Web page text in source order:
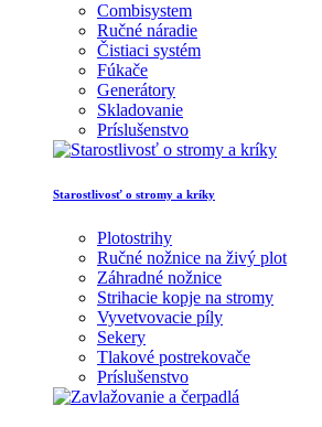
Combisystem
Ručné náradie
Čistiaci systém
Fúkače
Generátory
Skladovanie
Príslušenstvo
Starostlivosť o stromy a kríky
Plotostrihy
Ručné nožnice na živý plot
Záhradné nožnice
Strihacie kopje na stromy
Vyvetvovacie píly
Sekery
Tlakové postrekovače
Príslušenstvo